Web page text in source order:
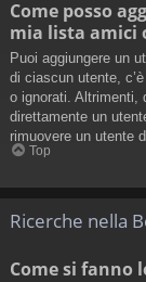
Come posso
mia lista amici
Puoi aggiungere un
di ciascun utente,
o ignorati. Altrimenti,
direttamente un
rimuovere un utente
Top
Ricerche nella
Come si fanno